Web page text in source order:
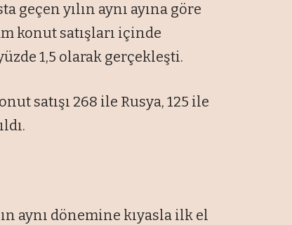
geçen yılın aynı ayına göre
konut satışları içinde
1,5 olarak gerçekleşti.
satışı 268 ile Rusya, 125 ile
aynı dönemine kıyasla ilk el